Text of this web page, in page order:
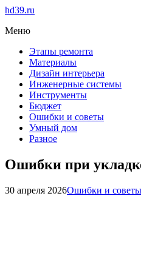
hd39.ru
Меню
Этапы ремонта
Материалы
Дизайн интерьера
Инженерные системы
Инструменты
Бюджет
Ошибки и советы
Умный дом
Разное
Ошибки при
30 апреля 2026Ошибки и советы